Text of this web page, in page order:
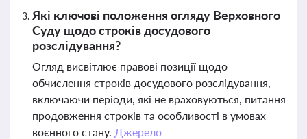
Які ключові положення огляду Верховного
Суду щодо строків досудового
розслідування?
Огляд висвітлює правові позиції щодо
обчислення строків досудового розслідування,
включаючи періоди, які не враховуються, питання
продовження строків та особливості в умовах
воєнного стану. Джерело